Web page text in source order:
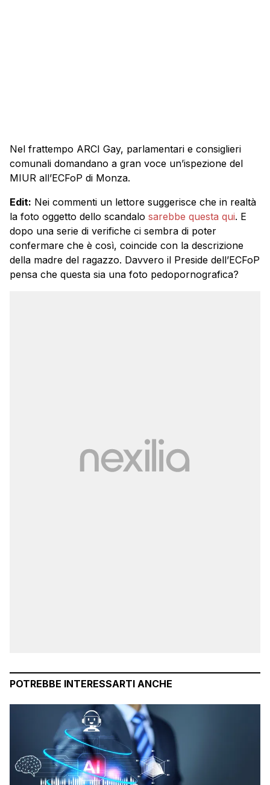
Nel frattempo ARCI Gay, parlamentari e consiglieri
comunali domandano a gran voce un’ispezione del
MIUR all’ECFoP di Monza.
Edit: Nei commenti un lettore suggerisce che in realtà
la foto oggetto dello scandalo sarebbe questa qui. E
dopo una serie di verifiche ci sembra di poter
confermare che è così, coincide con la descrizione
della madre del ragazzo. Davvero il Preside dell’ECFoP
pensa che questa sia una foto pedopornografica?
POTREBBE INTERESSARTI ANCHE